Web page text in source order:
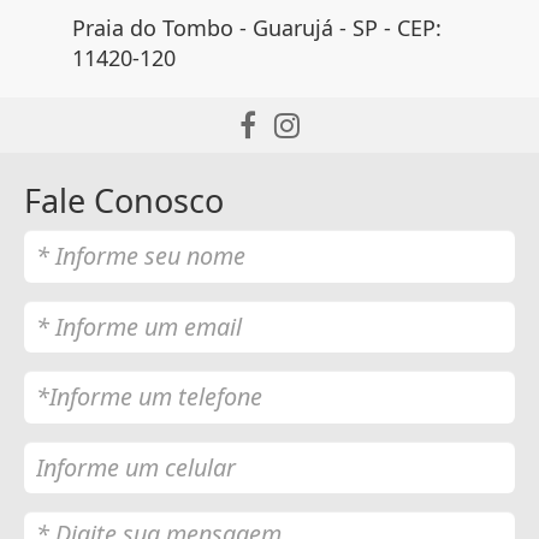
Praia do Tombo - Guarujá - SP - CEP:
11420-120
Fale Conosco